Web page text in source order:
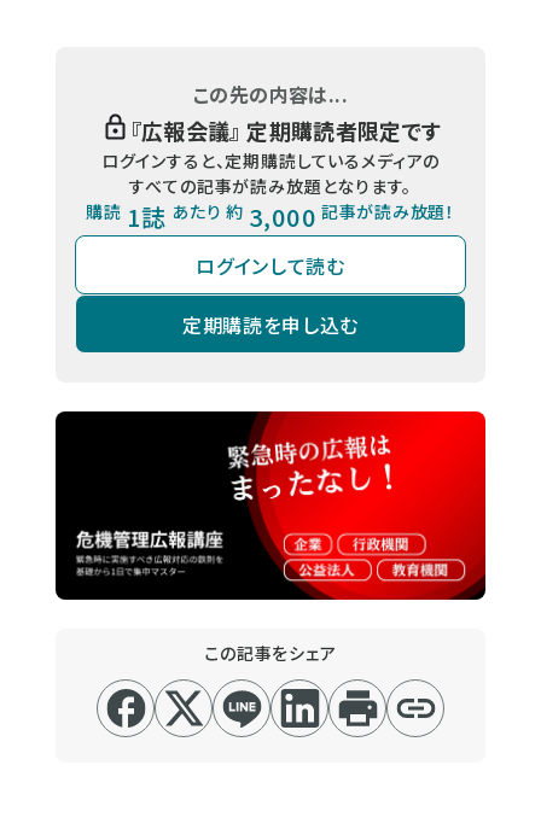
この先の内容は...
『広報会議』 定期購読者限定です
ログインすると、定期購読しているメディアの
すべての記事が読み放題となります。
購読 1誌 あたり 約 3,000 記事が読み放題！
ログインして読む
定期購読を申し込む
この記事をシェア